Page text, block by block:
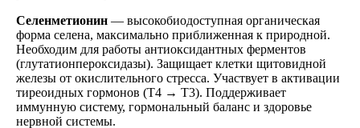
Селенметионин — высокобиодоступная органическая
форма селена, максимально приближенная к природной.
Необходим для работы антиоксидантных ферментов
(глутатионпероксидазы). Защищает клетки щитовидной
железы от окислительного стресса. Участвует в активации
тиреоидных гормонов (T4 → T3). Поддерживает
иммунную систему, гормональный баланс и здоровье
нервной системы.